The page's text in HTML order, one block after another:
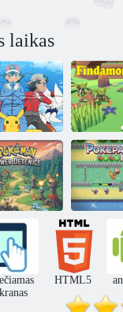
laikas
Dėlionė:
klanas
bokšto
gynyba
HTML5